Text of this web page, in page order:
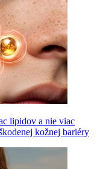
lipidov a nie viac
kožnej bariéry